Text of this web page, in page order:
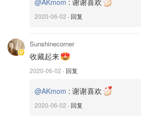
鸡蛋3只 面粉 50g 玉米淀粉30g
@AKmom
2020-06-02 · 回复
Sunshinecorner
收藏起来
2020-06-02 · 回复
@AKmom : 谢谢喜欢
2020-06-02 · 回复